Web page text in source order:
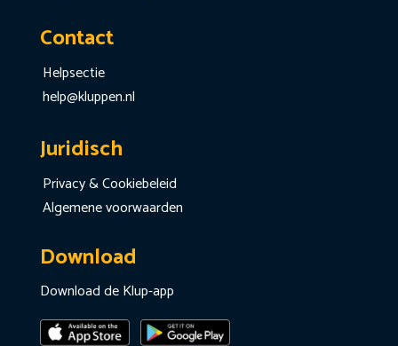
Contact
Helpsectie
help@kluppen.nl
Juridisch
Privacy & Cookiebeleid
Algemene voorwaarden
Download
Download de Klup-app